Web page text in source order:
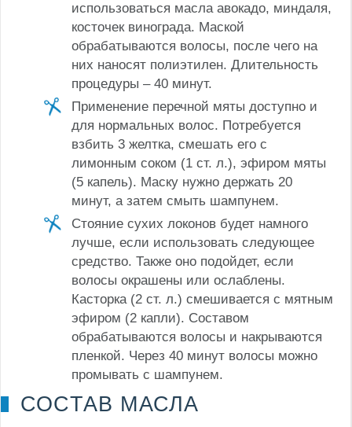
использоваться масла авокадо, миндаля,
косточек винограда. Маской
обрабатываются волосы, после чего на
них наносят полиэтилен. Длительность
процедуры – 40 минут.
Применение перечной мяты доступно и
для нормальных волос. Потребуется
взбить 3 желтка, смешать его с
лимонным соком (1 ст. л.), эфиром мяты
(5 капель). Маску нужно держать 20
минут, а затем смыть шампунем.
Стояние сухих локонов будет намного
лучше, если использовать следующее
средство. Также оно подойдет, если
волосы окрашены или ослаблены.
Касторка (2 ст. л.) смешивается с мятным
эфиром (2 капли). Составом
обрабатываются волосы и накрываются
пленкой. Через 40 минут волосы можно
промывать с шампунем.
СОСТАВ МАСЛА